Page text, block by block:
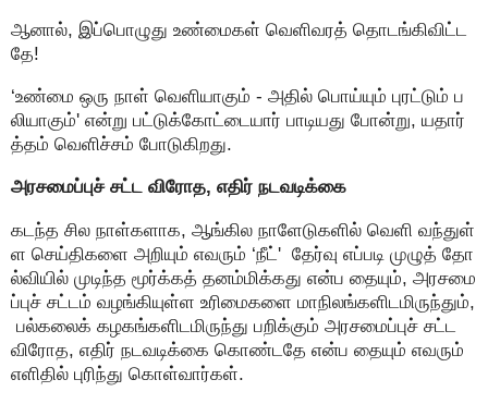
ஆனால், இப்பொழுது உண்மைகள் வெளிவரத் தொடங்கிவிட்ட
தே!
‘உண்மை ஒரு நாள் வெளியாகும் - அதில் பொய்யும் புரட்டும் ப
லியாகும்' என்று பட்டுக்கோட்டையார் பாடியது போன்று, யதார்
த்தம் வெளிச்சம் போடுகிறது.
அரசமைப்புச் சட்ட விரோத, எதிர் நடவடிக்கை
கடந்த சில நாள்களாக, ஆங்கில நாளேடுகளில் வெளி வந்துள்
ள செய்திகளை அறியும் எவரும் ‘நீட்' தேர்வு எப்படி முழுத் தோ
ல்வியில் முடிந்த மூர்க்கத் தனம்மிக்கது என்ப தையும், அரசமை
ப்புச் சட்டம் வழங்கியுள்ள உரிமைகளை மாநிலங்களிடமிருந்தும்,
பல்கலைக் கழகங்களிடமிருந்து பறிக்கும் அரசமைப்புச் சட்ட
விரோத, எதிர் நடவடிக்கை கொண்டதே என்ப தையும் எவரும்
எளிதில் புரிந்து கொள்வார்கள்.